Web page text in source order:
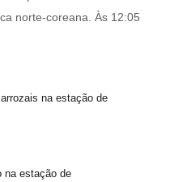
norte-coreana. Às 12:05
na estação de
na estação de